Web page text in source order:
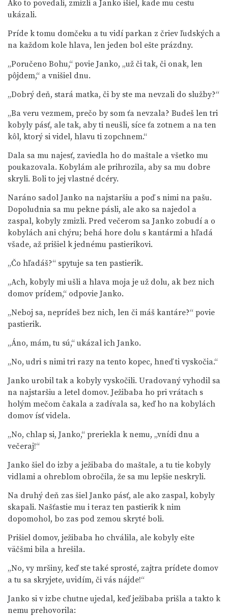
Ako to povedali, zmizli a Janko išiel, kade mu cestu
ukázali.
Príde k tomu domčeku a tu vidí parkan z čriev ľudských a
na každom kole hlava, len jeden bol ešte prázdny.
„Poručeno Bohu,“ povie Janko, „už či tak, či onak, len
pôjdem,“ a vnišiel dnu.
„Dobrý deň, stará matka, či by ste ma nevzali do služby?“
„Ba veru vezmem, prečo by som ťa nevzala? Budeš len tri
kobyly pásť, ale tak, aby ti neušli, síce ťa zotnem a na ten
kôl, ktorý si videl, hlavu ti zopchnem.“
Dala sa mu najesť, zaviedla ho do maštale a všetko mu
poukazovala. Kobylám ale prihrozila, aby sa mu dobre
skryli. Boli to jej vlastné dcéry.
Naráno sadol Janko na najstaršiu a poď s nimi na pašu.
Dopoludnia sa mu pekne pásli, ale ako sa najedol a
zaspal, kobyly zmizli. Pred večerom sa Janko zobudí a o
kobylách ani chýru; behá hore dolu s kantármi a hľadá
všade, až prišiel k jednému pastierikovi.
„Čo hľadáš?“ spytuje sa ten pastierik.
„Ach, kobyly mi ušli a hlava moja je už dolu, ak bez nich
domov prídem,“ odpovie Janko.
„Neboj sa, neprídeš bez nich, len či máš kantáre?“ povie
pastierik.
„Áno, mám, tu sú,“ ukázal ich Janko.
„No, udri s nimi tri razy na tento kopec, hneď ti vyskočia.“
Janko urobil tak a kobyly vyskočili. Uradovaný vyhodil sa
na najstaršiu a letel domov. Ježibaba ho pri vrátach s
holým mečom čakala a zadívala sa, keď ho na kobylách
domov ísť videla.
„No, chlap si, Janko,“ preriekla k nemu, „vnídi dnu a
večeraj!“
Janko šiel do izby a ježibaba do maštale, a tu tie kobyly
vidlami a ohreblom obročila, že sa mu lepšie neskryli.
Na druhý deň zas šiel Janko pásť, ale ako zaspal, kobyly
skapali. Našťastie mu i teraz ten pastierik k nim
dopomohol, bo zas pod zemou skryté boli.
Prišiel domov, ježibaba ho chválila, ale kobyly ešte
väčšmi bila a hrešila.
„No, vy mršiny, keď ste také sprosté, zajtra prídete domov
a tu sa skryjete, uvidím, či vás nájde!“
Janko si v izbe chutne ujedal, keď ježibaba prišla a takto k
nemu prehovorila: